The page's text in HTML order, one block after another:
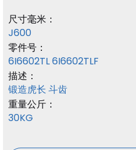
尺寸毫米：
J600
零件号：
6I6602TL 6I6602TLF
描述：
锻造虎长 斗齿
重量公斤：
30KG